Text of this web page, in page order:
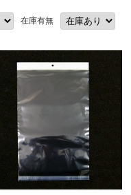
在庫有無